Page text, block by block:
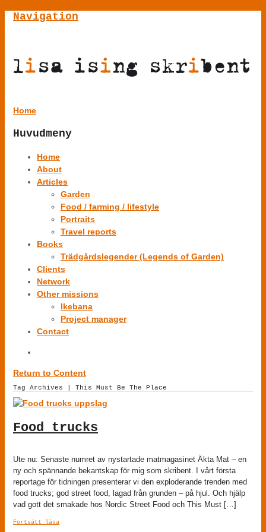
Navigation
Home
Huvudmeny
Home
About
Articles
Garden
Food / farming / lifestyle
Portraits
Travel reports
Books
Trädgårdslegender (Legends of Garden)
Clients
Network
Other missions
Ikebana
Project manager
Contact
Return to Content
Tag Archives | This Must Be The Place
Food trucks
Ute nu: Senaste numret av nystartade matmagasinet Äkta Mat – en
ny och spännande bekantskap för mig som skribent. I vårt första
reportage för tidningen presenterar vi den exploderande trenden med
food trucks; god street food, lagad från grunden – på hjul. Och hjälp
vad gott det smakade hos Nordic Street Food och This Must […]
Fortsätt läsa